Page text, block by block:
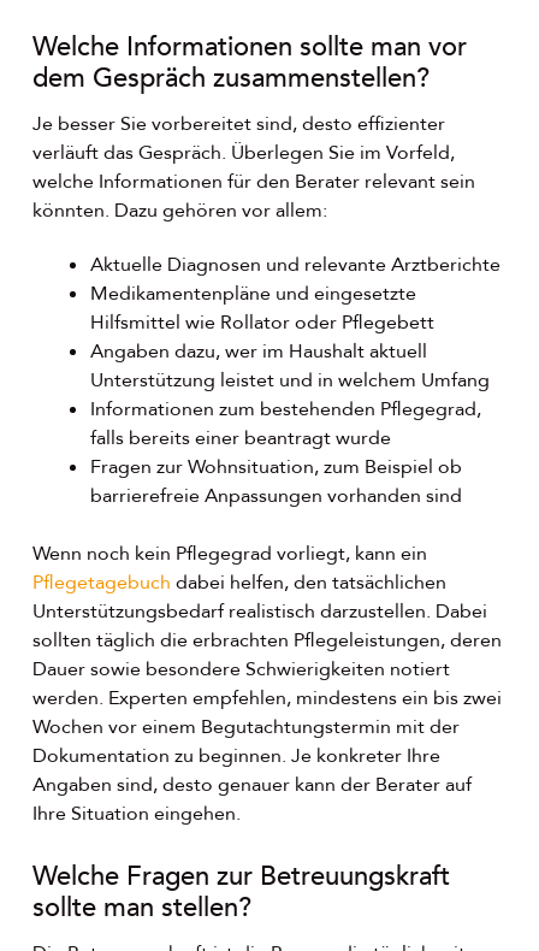
Welche Informationen sollte man vor
dem Gespräch zusammenstellen?
Je besser Sie vorbereitet sind, desto effizienter
verläuft das Gespräch. Überlegen Sie im Vorfeld,
welche Informationen für den Berater relevant sein
könnten. Dazu gehören vor allem:
Aktuelle Diagnosen und relevante Arztberichte
Medikamentenpläne und eingesetzte
Hilfsmittel wie Rollator oder Pflegebett
Angaben dazu, wer im Haushalt aktuell
Unterstützung leistet und in welchem Umfang
Informationen zum bestehenden Pflegegrad,
falls bereits einer beantragt wurde
Fragen zur Wohnsituation, zum Beispiel ob
barrierefreie Anpassungen vorhanden sind
Wenn noch kein Pflegegrad vorliegt, kann ein
Pflegetagebuch dabei helfen, den tatsächlichen
Unterstützungsbedarf realistisch darzustellen. Dabei
sollten täglich die erbrachten Pflegeleistungen, deren
Dauer sowie besondere Schwierigkeiten notiert
werden. Experten empfehlen, mindestens ein bis zwei
Wochen vor einem Begutachtungstermin mit der
Dokumentation zu beginnen. Je konkreter Ihre
Angaben sind, desto genauer kann der Berater auf
Ihre Situation eingehen.
Welche Fragen zur Betreuungskraft
sollte man stellen?